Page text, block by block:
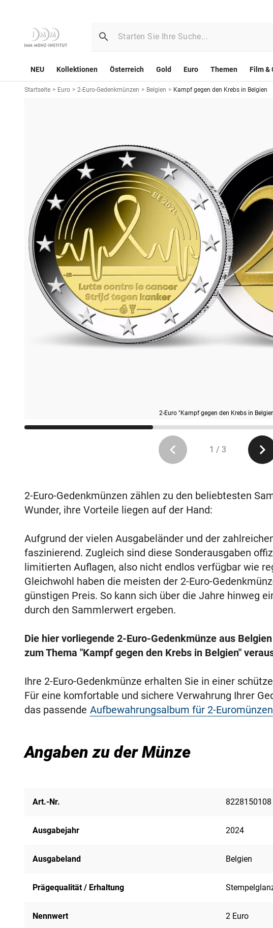
NEU Kollektionen Österreich Gold Euro Themen Film &
Startseite > Euro > 2-Euro-Gedenkmünzen > Belgien > Kampf gegen den Krebs in Belgien
2-Euro "Kampf gegen den Krebs in
1 / 3
2-Euro-Gedenkmünzen zählen zu den beliebtesten
Wunder, ihre Vorteile liegen auf der Hand:
Aufgrund der vielen Ausgabeländer und der
faszinierend. Zugleich sind diese Sonderausgaben
limitierten Auflagen, also nicht endlos verfügbar wie
Gleichwohl haben die meisten der 2-Euro-
günstigen Preis. So kann sich über die Jahre hinweg
durch den Sammlerwert ergeben.
Die hier vorliegende 2-Euro-Gedenkmünze aus
zum Thema "Kampf gegen den Krebs in Belgien"
Ihre 2-Euro-Gedenkmünze erhalten Sie in einer
Für eine komfortable und sichere Verwahrung Ihrer
das passende Aufbewahrungsalbum für 2-Euromünzen
Angaben zu der Münze
Art.-Nr. 8228150108
Ausgabejahr 2024
Ausgabeland Belgien
Prägequalität / Erhaltung
Nennwert 2 Euro